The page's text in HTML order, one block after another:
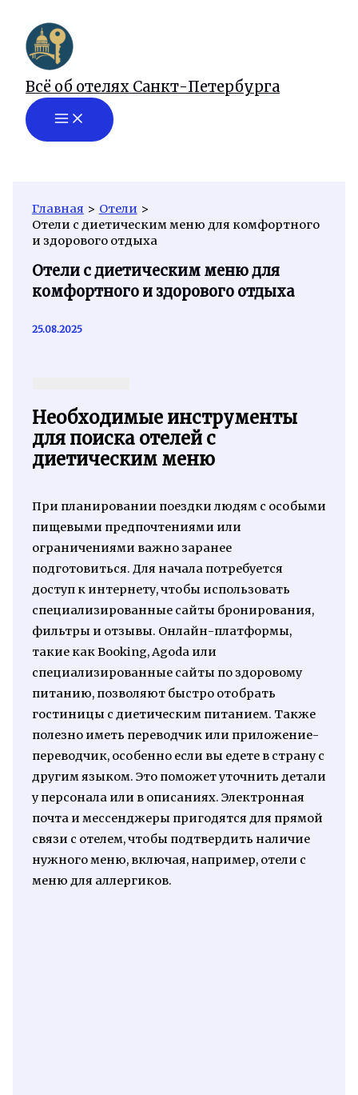
содержимому
Всё об отелях Санкт-Петербурга
Главная
Отели
Отели с диетическим меню для комфортного
и здорового отдыха
Отели с диетическим меню для
комфортного и здорового отдыха
25.08.2025
Необходимые инструменты
для поиска отелей с
диетическим меню
При планировании поездки людям с особыми
пищевыми предпочтениями или
ограничениями важно заранее
подготовиться. Для начала потребуется
доступ к интернету, чтобы использовать
специализированные сайты бронирования,
фильтры и отзывы. Онлайн-платформы,
такие как Booking, Agoda или
специализированные сайты по здоровому
питанию, позволяют быстро отобрать
гостиницы с диетическим питанием. Также
полезно иметь переводчик или приложение-
переводчик, особенно если вы едете в страну с
другим языком. Это поможет уточнить детали
у персонала или в описаниях. Электронная
почта и мессенджеры пригодятся для прямой
связи с отелем, чтобы подтвердить наличие
нужного меню, включая, например, отели с
меню для аллергиков.